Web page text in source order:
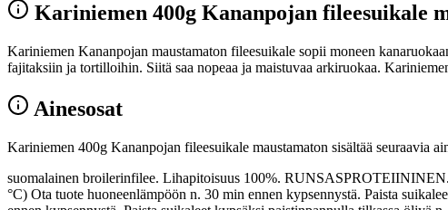
Kariniemen 400g Kananpojan fileesuikale
Kariniemen Kananpojan maustamaton fileesuikale sopii moneen
fajitaksiin ja tortilloihin. Siitä saa nopeaa ja maistuvaa arkiruokaa.
Ainesosat
Kariniemen 400g Kananpojan fileesuikale maustamaton sisältää seuraavia
suomalainen broilerinfilee. Lihapitoisuus 100%.
°C) Ota tuote huoneenlämpöön n. 30 min ennen kypsennystä. Paista